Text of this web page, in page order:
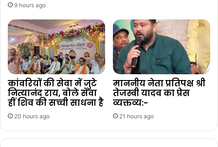
9 hours ago
कांवरियों की सेवा में जुटे
नित्यानंद राय, बोले सेवा
हीं शिव की सच्ची साधना है
20 hours ago
माननीय नेता प्रतिपक्ष श्री
तेजस्वी यादव का प्रेस
व्यक्तव्य:-
21 hours ago